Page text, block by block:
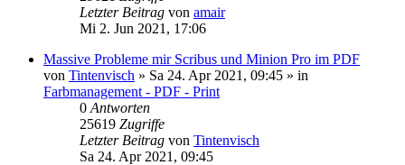
Letzter Beitrag von amair
Mi 2. Jun 2021, 17:06
Massive Probleme mir Scribus und Minion Pro im PDF
von Tintenvisch » Sa 24. Apr 2021, 09:45 » in
Farbmanagement - PDF - Print
0 Antworten
25619 Zugriffe
Letzter Beitrag von Tintenvisch
Sa 24. Apr 2021, 09:45